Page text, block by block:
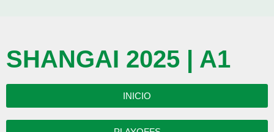
SHANGAI 2025 | A1
INICIO